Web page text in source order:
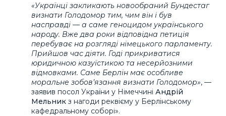
«Українці закликають новообраний Бундестаг
визнати Голодомор тим, чим він і був
насправді — а саме геноцидом українського
народу. Вже два роки відповідна петиція
перебуває на розгляді німецького парламенту.
Прийшов час діяти. Годі прикриватися
юридичною казуїстикою та несерйозними
відмовками. Саме Берлін має особливе
моральне зобов’язання визнати Голодомор», —
заявив посол України у Німеччині Андрій
Мельник з нагоди реквієму у Берлінському
кафедральному соборі».